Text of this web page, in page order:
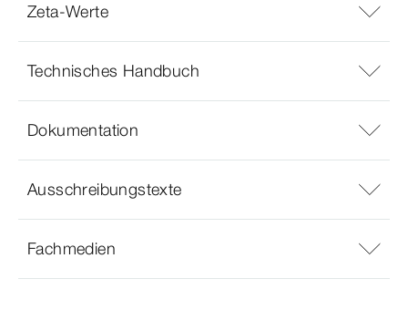
Zeta-Werte
Technisches Handbuch
Dokumentation
Ausschreibungstexte
Fachmedien